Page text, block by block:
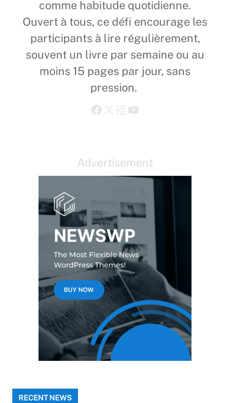
comme habitude quotidienne.
Ouvert à tous, ce défi encourage les
participants à lire régulièrement,
souvent un livre par semaine ou au
moins 15 pages par jour, sans
pression.
Facebook X Instagram YouTube
Advertisement
RECENT NEWS